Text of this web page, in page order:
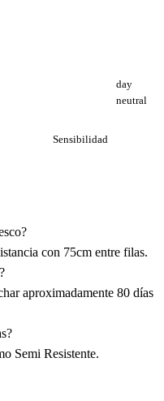
Sensibilidad
day
neutral
con 75cm entre filas.
aproximadamente 80 días
Semi Resistente.